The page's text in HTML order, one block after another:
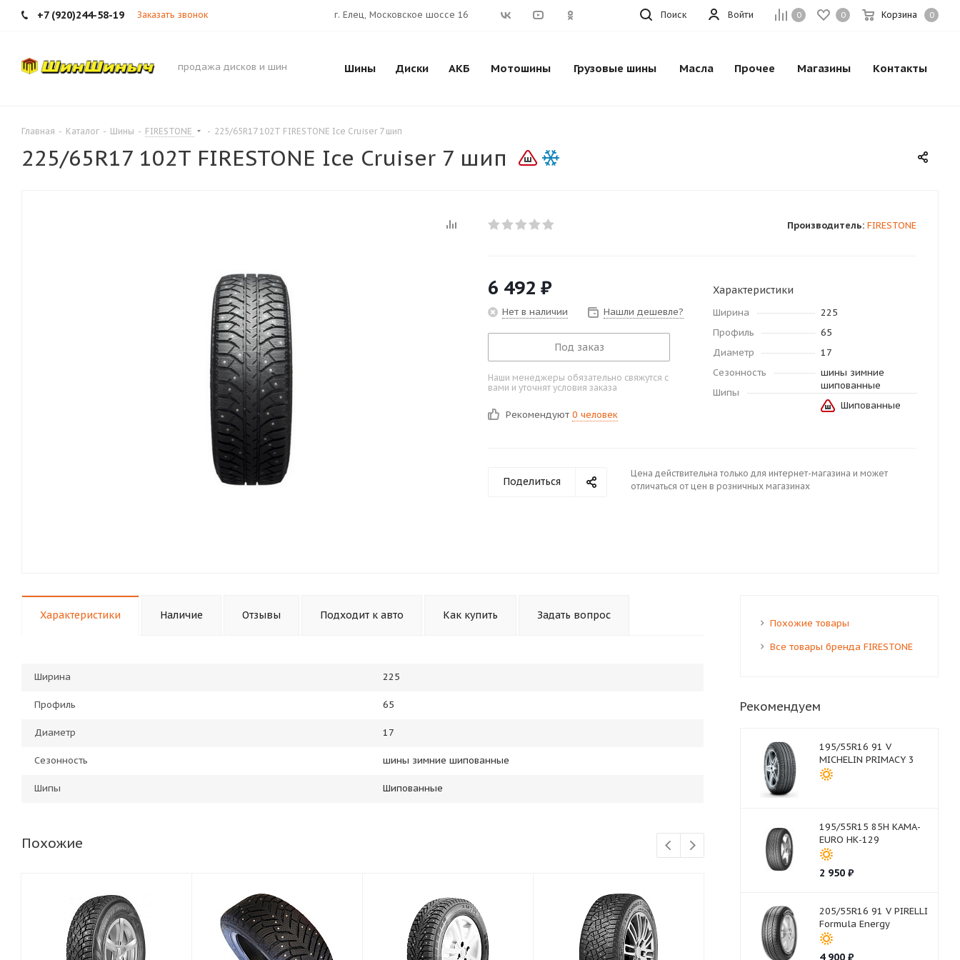
+7 (920)244-58-19 Заказать звонок 0 0 Корзина 0
Войти
г. Елец, Московское шоссе 16 Поиск
продажа дисков и шин Шины Диски АКБ Мотошины Грузовые шины Масла Прочее Магазины Контакты
Главная - Каталог - Шины - FIRESTONE - 225/65R17 102T FIRESTONE Ice Cruiser 7 шип
225/65R17 102T FIRESTONE Ice Cruiser 7 шип
Производитель: FIRESTONE
6 492 ₽
Нет в наличии Нашли дешевле?
Под заказ
Наши менеджеры обязательно свяжутся с
вами и уточнят условия заказа
Рекомендуют 0 человек
Характеристики
Ширина
225
Профиль
65
Диаметр
17
Сезонность
шины зимние
шипованные
Шипы
Шипованные
Поделиться
Цена действительна только для интернет-магазина и может
отличаться от цен в розничных магазинах
Характеристики Наличие Отзывы Подходит к авто Как купить Задать вопрос
Ширина 225
Профиль 65
Диаметр 17
Сезонность шины зимние шипованные
Шипы Шипованные
Похожие
Похожие товары
Все товары бренда FIRESTONE
Рекомендуем
195/55R16 91 V
MICHELIN PRIMACY 3
195/55R15 85H КАМА-
EURO НК-129
2 950₽
205/55R16 91 V PIRELLI
Formula Energy
4 900₽